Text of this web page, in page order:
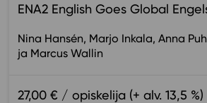
ENA2 English Goes Global
Nina Hansén Marjo Inkala Anna
Marcus Wallin
27,00 € / opiskelija (+ alv. 13,5 %)